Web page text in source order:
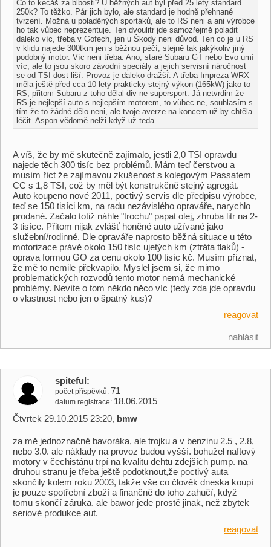
Co to kecáš za blbosti? U běžných aut byl před 25 lety standard
250k? To těžko. Pár jich bylo, ale standard je hodně přehnané
tvrzení. Možná u poladěných sportáků, ale to RS neni a ani výrobce
ho tak vůbec neprezentuje. Ten dvoulitr jde samozřejmě poladit
daleko víc, třeba v Gofech, jen u Škody neni důvod. Ten co je u RS
v klidu najede 300tkm jen s běžnou péčí, stejně tak jakýkoliv jiný
podobný motor. Víc neni třeba. Ano, staré Subaru GT nebo Evo umí
víc, ale to jsou skoro závodní speciály a jejich servisní náročnost
se od TSI dost liší. Provoz je daleko dražší. A třeba Impreza WRX
měla ještě před cca 10 lety prakticky stejný výkon (165kW) jako to
RS, přitom Subaru z toho dělal div ne supersport. Já netvrdim že
RS je nejlepší auto s nejlepším motorem, to vůbec ne, souhlasím s
tím že to žádné dělo neni, ale tvoje averze na koncern už by chtěla
léčit. Aspon vědomě nelži když už teda.
A víš, že by mě skutečně zajímalo, jestli 2,0 TSI opravdu
najede těch 300 tisíc bez problémů. Mám teď čerstvou a
musím říct že zajímavou zkušenost s kolegovým Passatem
CC s 1,8 TSI, což by měl být konstrukčně stejný agregát.
Auto koupeno nové 2011, poctivý servis dle předpisu výrobce,
teď se 150 tisíci km, na radu nezávislého opraváře, narychlo
prodané. Začalo totiž náhle "trochu" papat olej, zhruba litr na 2-
3 tisíce. Přitom nijak zvlášť honěné auto užívané jako
služební/rodinné. Dle opraváře naprosto běžná situace u této
motorizace právě okolo 150 tisíc ujetých km (ztráta tlaků) -
oprava formou GO za cenu okolo 100 tisíc kč. Musím přiznat,
že mě to nemile překvapilo. Myslel jsem si, že mimo
problematických rozvodů tento motor nemá mechanické
problémy. Nevíte o tom někdo něco víc (tedy zda jde opravdu
o vlastnost nebo jen o špatný kus)?
reagovat
nahlásit
spiteful
počet příspěvků 71
datum registrace 18.06.2015
Čtvrtek 29.10.2015 23:20, bmw
za mě jednoznačně bavoráka, ale trojku a v benzinu 2.5 , 2.8,
nebo 3.0. ale náklady na provoz budou vyšší. bohužel naftový
motory v čechistánu trpí na kvalitu dehtu zdejších pump. na
druhou stranu je třeba ještě podotknout,že poctivý auta
skončily kolem roku 2003, takže vše co člověk dneska koupí
je pouze spotřební zboží a finančně do toho zahučí, když
tomu skončí záruka. ale bawor jede prostě jinak, než zbytek
seriové produkce aut.
reagovat